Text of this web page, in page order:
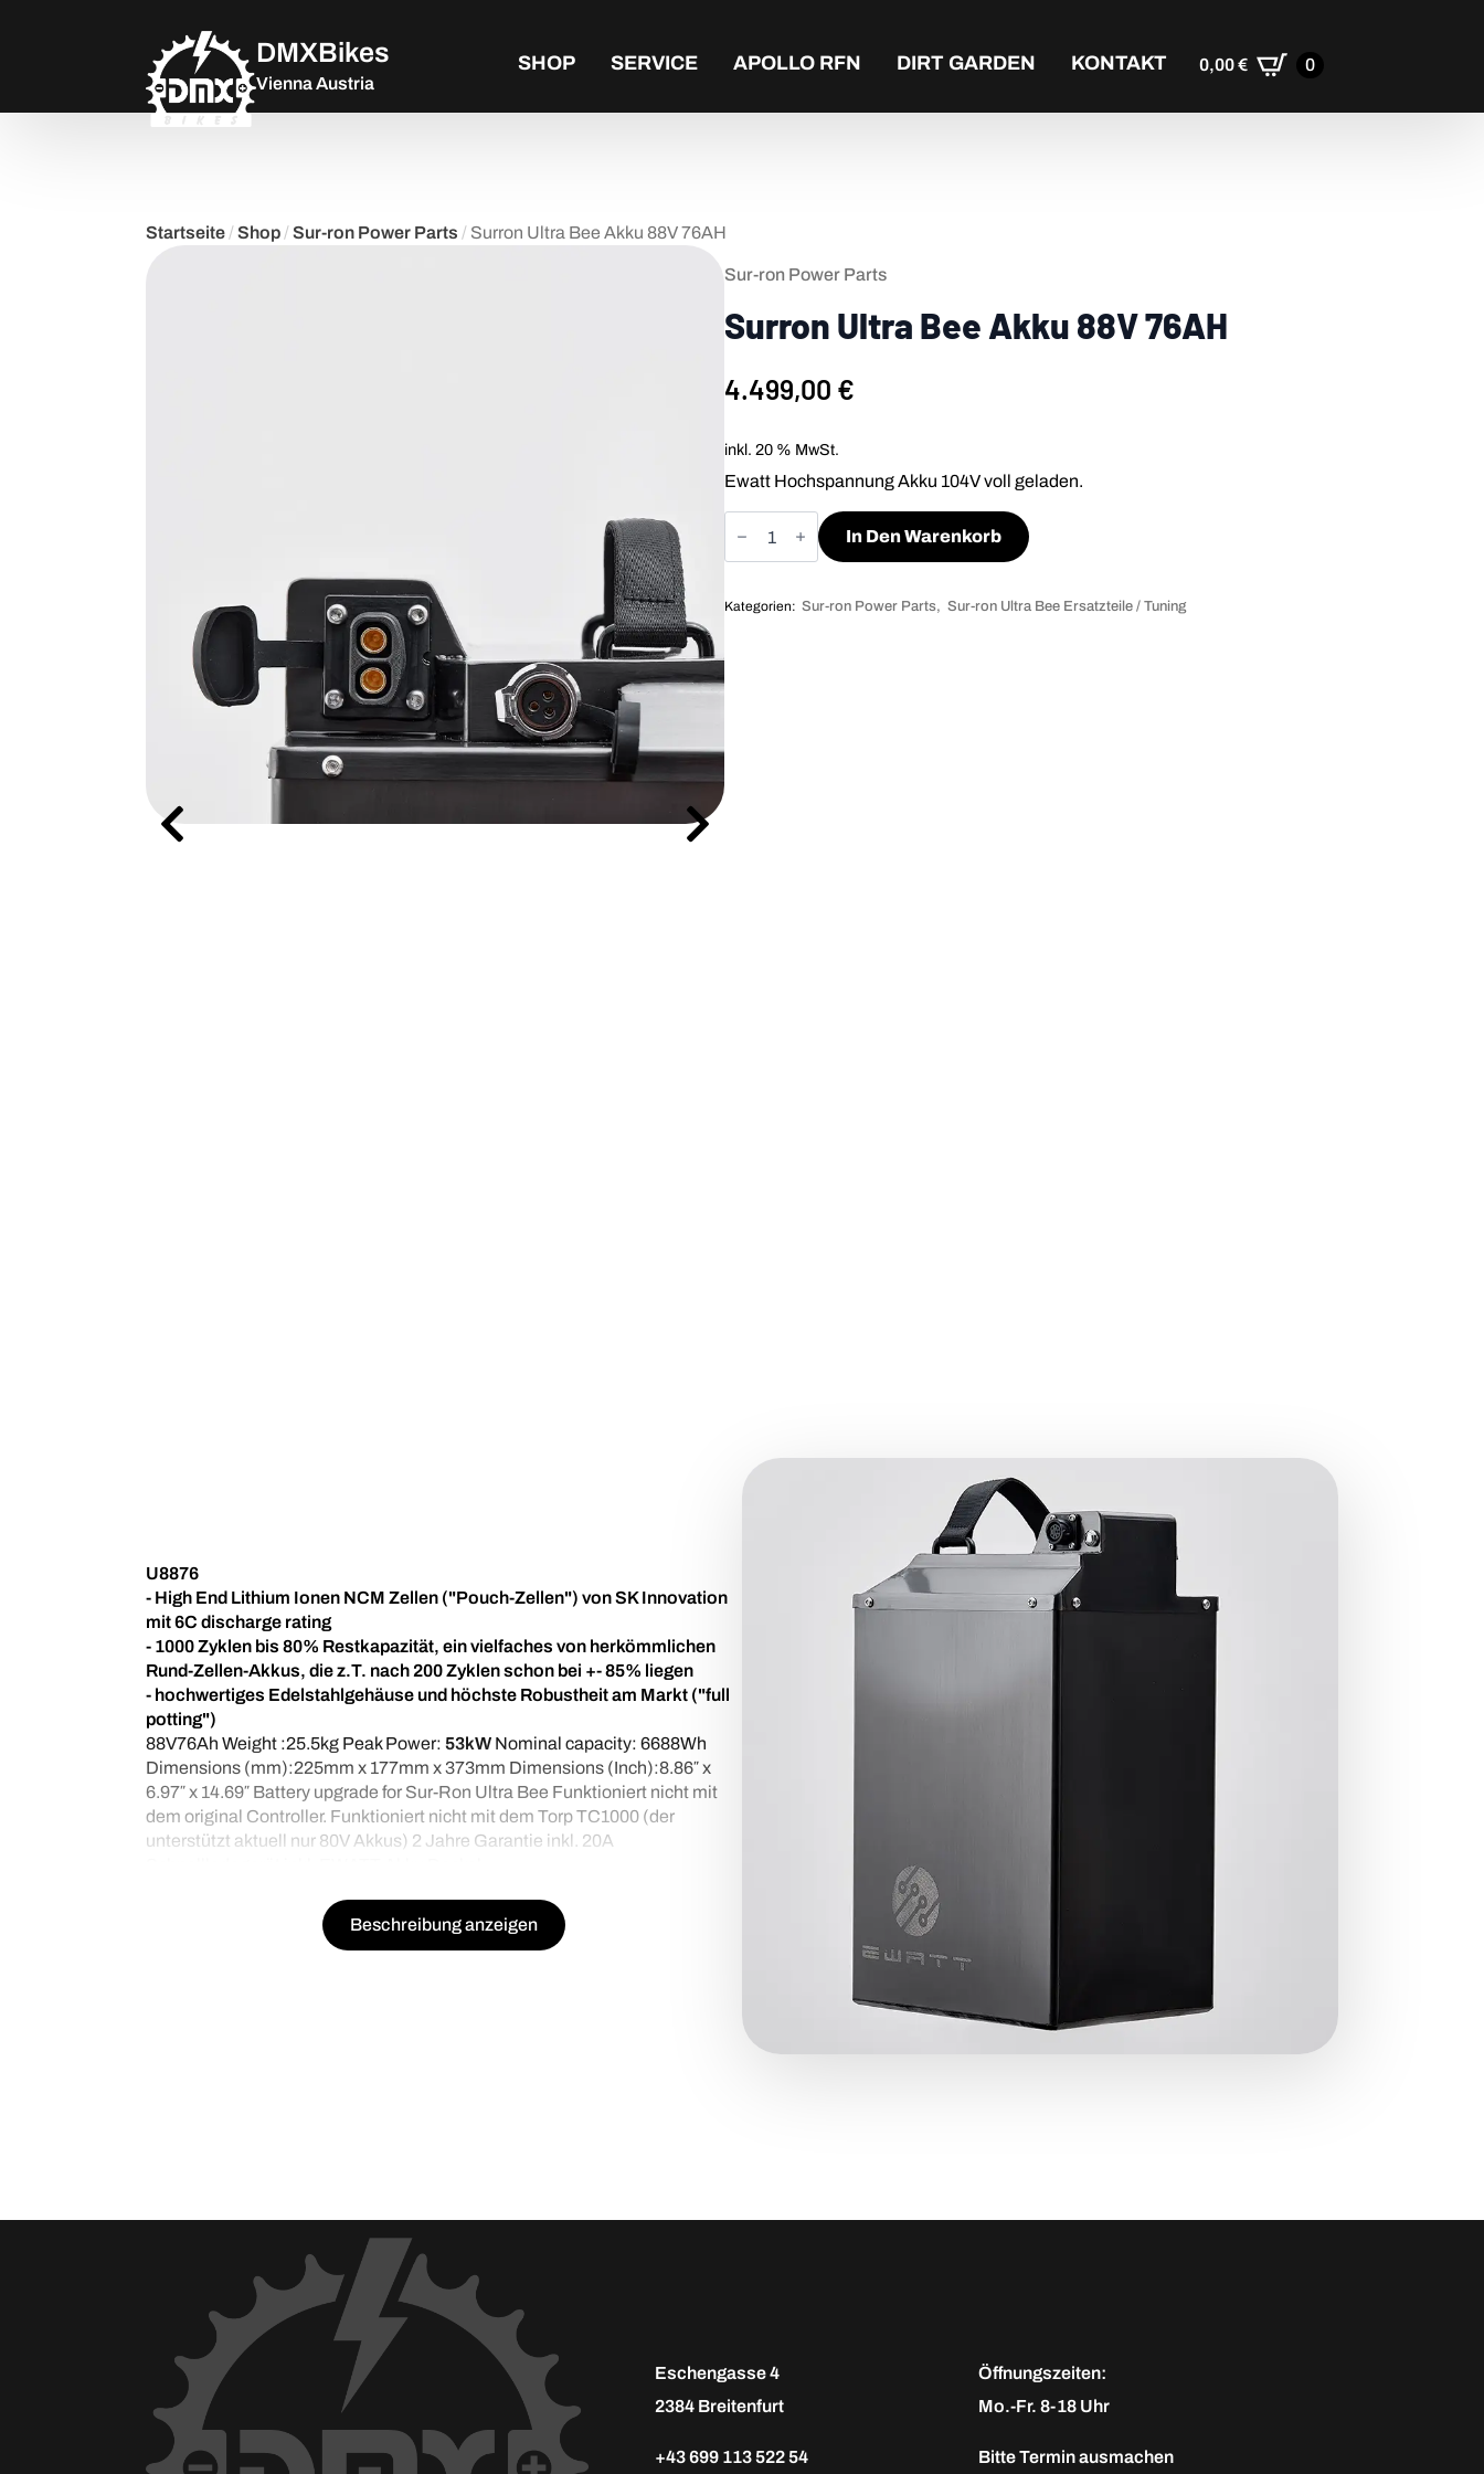
DMXBikes
Vienna Austria
SHOP SERVICE APOLLO RFN DIRT GARDEN KONTAKT 0,00€ 0
Startseite / Shop / Sur-ron Power Parts / Surron Ultra Bee Akku 88V 76AH
Sur-ron Power Parts
Surron Ultra Bee Akku 88V 76AH
4.499,00 €
inkl. 20 % MwSt.
Ewatt Hochspannung Akku 104V voll geladen.
Surron
Ultra
76AH
In Den Warenkorb
Kategorien: Sur-ron Power Parts Sur-ron Ultra Bee Ersatzteile / Tuning
U8876
- High End Lithium Ionen NCM Zellen ("Pouch-Zellen") von SK Innovation
mit 6C discharge rating
- 1000 Zyklen bis 80% Restkapazität, ein vielfaches von herkömmlichen
Rund-Zellen-Akkus, die z.T. nach 200 Zyklen schon bei +- 85% liegen
- hochwertiges Edelstahlgehäuse und höchste Robustheit am Markt ("full
potting")
88V76Ah Weight :25.5kg Peak Power: 53kW Nominal capacity: 6688Wh
Dimensions (mm):225mm x 177mm x 373mm Dimensions (Inch):8.86″ x
6.97″ x 14.69″ Battery upgrade for Sur-Ron Ultra Bee Funktioniert nicht mit
dem original Controller. Funktioniert nicht mit dem Torp TC1000 (der
unterstützt aktuell nur 80V Akkus) 2 Jahre Garantie inkl. 20A
Beschreibung anzeigen
Eschengasse 4
2384 Breitenfurt
+43 699 113 522 54
Öffnungszeiten:
Mo.-Fr. 8-18 Uhr
BitteTermin ausmachen